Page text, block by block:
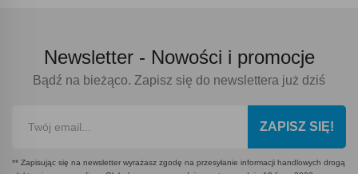
Newsletter - Nowości i promocje
Bądź na bieżąco. Zapisz się do newslettera już dziś
ZAPISZ SIĘ!
** Zapisując się na newsletter wyrażasz zgodę na przesyłanie informacji handlowych drogą